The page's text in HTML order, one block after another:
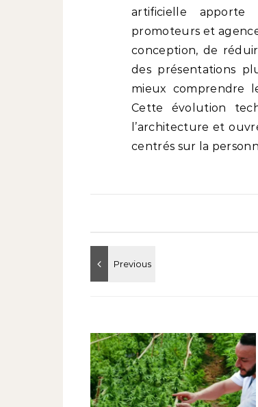
artificielle apporte
promoteurs et
conception, de
des présentations
mieux comprendre
Cette évolution
l’architecture et
centrés sur la